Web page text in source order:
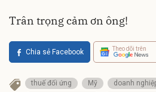
Trân trọng cảm ơn ông!
Chia sẻ Facebook Theo dõi trên
thuế đối ứng Mỹ doanh